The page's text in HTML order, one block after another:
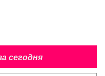
сегодня